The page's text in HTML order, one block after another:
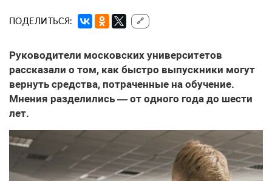
ПОДЕЛИТЬСЯ: 🔗
Руководители московских университетов
рассказали о том, как быстро выпускники могут
вернуть средства, потраченные на обучение.
Мнения разделились — от одного года до шести
лет.